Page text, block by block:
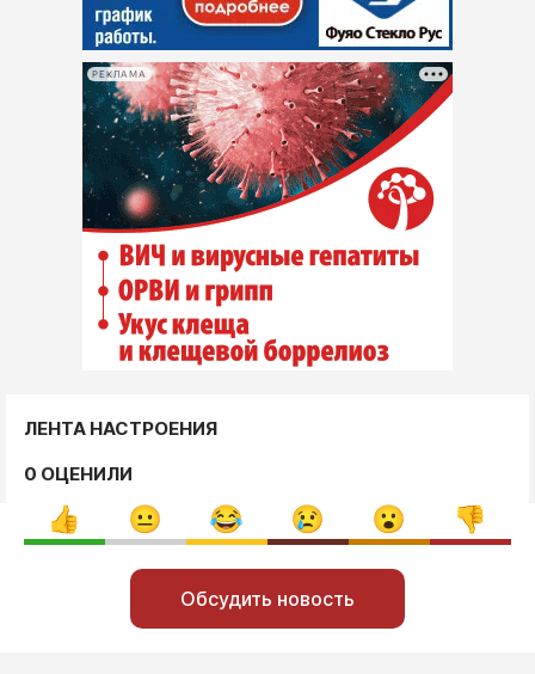
РЕКЛАМА
ЛЕНТА НАСТРОЕНИЯ
0 ОЦЕНИЛИ
Обсудить новость